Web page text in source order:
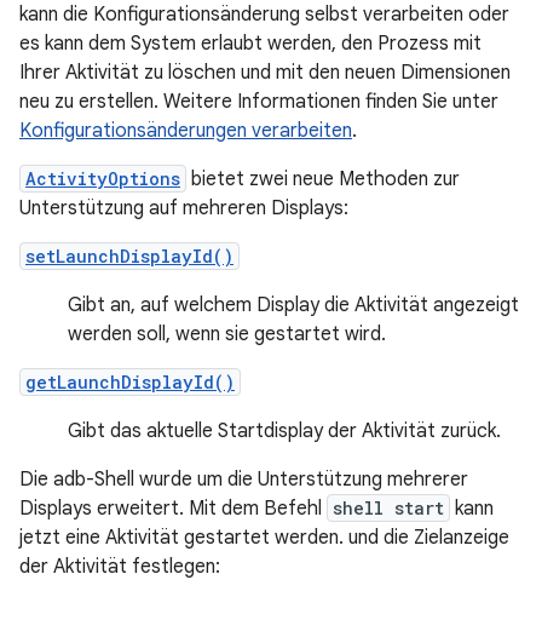
kann die Konfigurationsänderung selbst verarbeiten oder
es kann dem System erlaubt werden, den Prozess mit
Ihrer Aktivität zu löschen und mit den neuen Dimensionen
neu zu erstellen. Weitere Informationen finden Sie unter
Konfigurationsänderungen verarbeiten.
ActivityOptions bietet zwei neue Methoden zur
Unterstützung auf mehreren Displays:
setLaunchDisplayId()
Gibt an, auf welchem Display die Aktivität angezeigt
werden soll, wenn sie gestartet wird.
getLaunchDisplayId()
Gibt das aktuelle Startdisplay der Aktivität zurück.
Die adb-Shell wurde um die Unterstützung mehrerer
Displays erweitert. Mit dem Befehl shell start kann
jetzt eine Aktivität gestartet werden. und die Zielanzeige
der Aktivität festlegen: